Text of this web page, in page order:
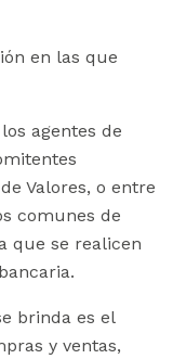
en las que
agentes de
Valores, o entre
comunes de
que se realicen
brinda es el
y ventas,